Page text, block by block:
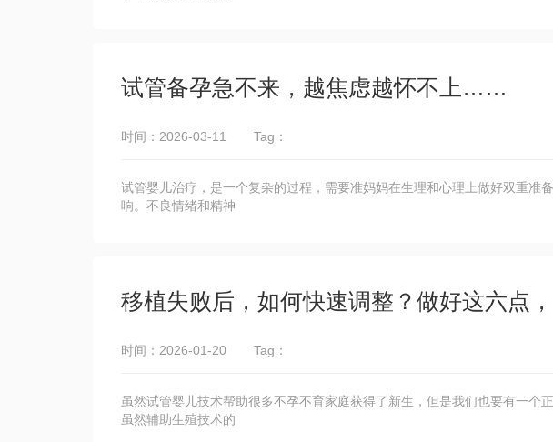
试管备孕急不来，越焦虑越怀不上……
时间：2026-03-11 Tag：
试管婴儿治疗，是一个复杂的过程，需要准妈妈在生理和心理上做好双重准
响。不良情绪和精神
移植失败后，如何快速调整？做好这六点
时间：2026-01-20 Tag：
虽然试管婴儿技术帮助很多不孕不育家庭获得了新生，但是我们也要有一个
虽然辅助生殖技术的